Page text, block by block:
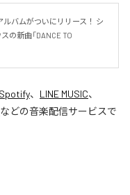
バムがついにリリース！ シ
の新曲「DANCE TO
Spotify、 LINE MUSIC、
などの音楽配信サービスで